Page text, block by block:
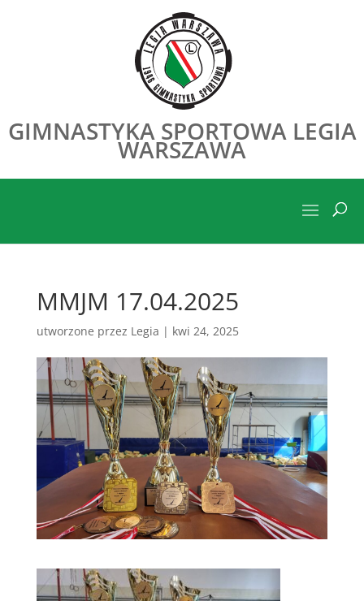
GIMNASTYKA SPORTOWA LEGIA
WARSZAWA
MMJM 17.04.2025
utworzone przez Legia | kwi 24, 2025